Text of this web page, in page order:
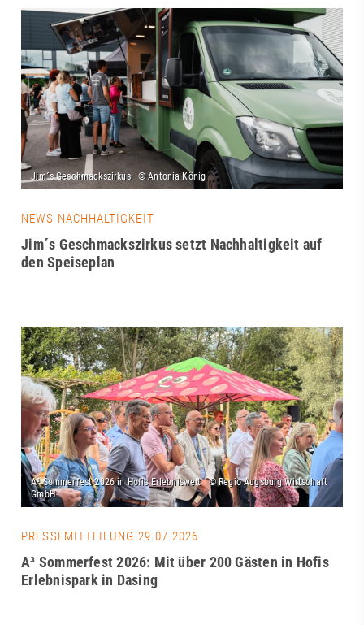
NEWS NACHHALTIGKEIT
Jim´s Geschmackszirkus setzt Nachhaltigkeit auf
den Speiseplan
PRESSEMITTEILUNG 29.07.2026
A³ Sommerfest 2026: Mit über 200 Gästen in Hofis
Erlebnispark in Dasing